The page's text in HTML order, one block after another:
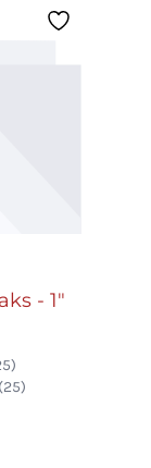
- 1"